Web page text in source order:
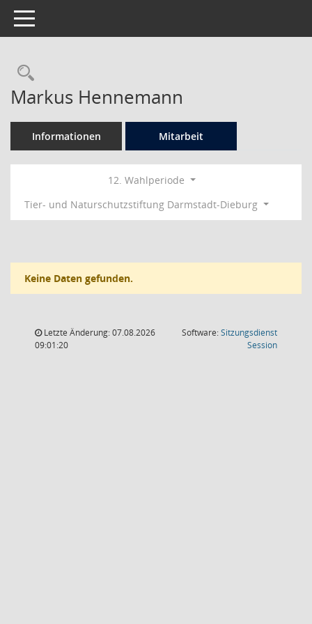
Toggle navigation
Rechercheauswahl
Markus Hennemann
Informationen Mitarbeit
12. Wahlperiode
Tier- und Naturschutzstiftung Darmstadt-Dieburg
Keine Daten gefunden.
Letzte Änderung: 07.08.2026
09:01:20
Software:Sitzungsdienst
Session(Wird in